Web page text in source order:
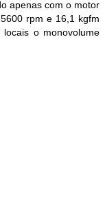
apenas com o motor
rpm e 16,1 kgfm
o monovolume